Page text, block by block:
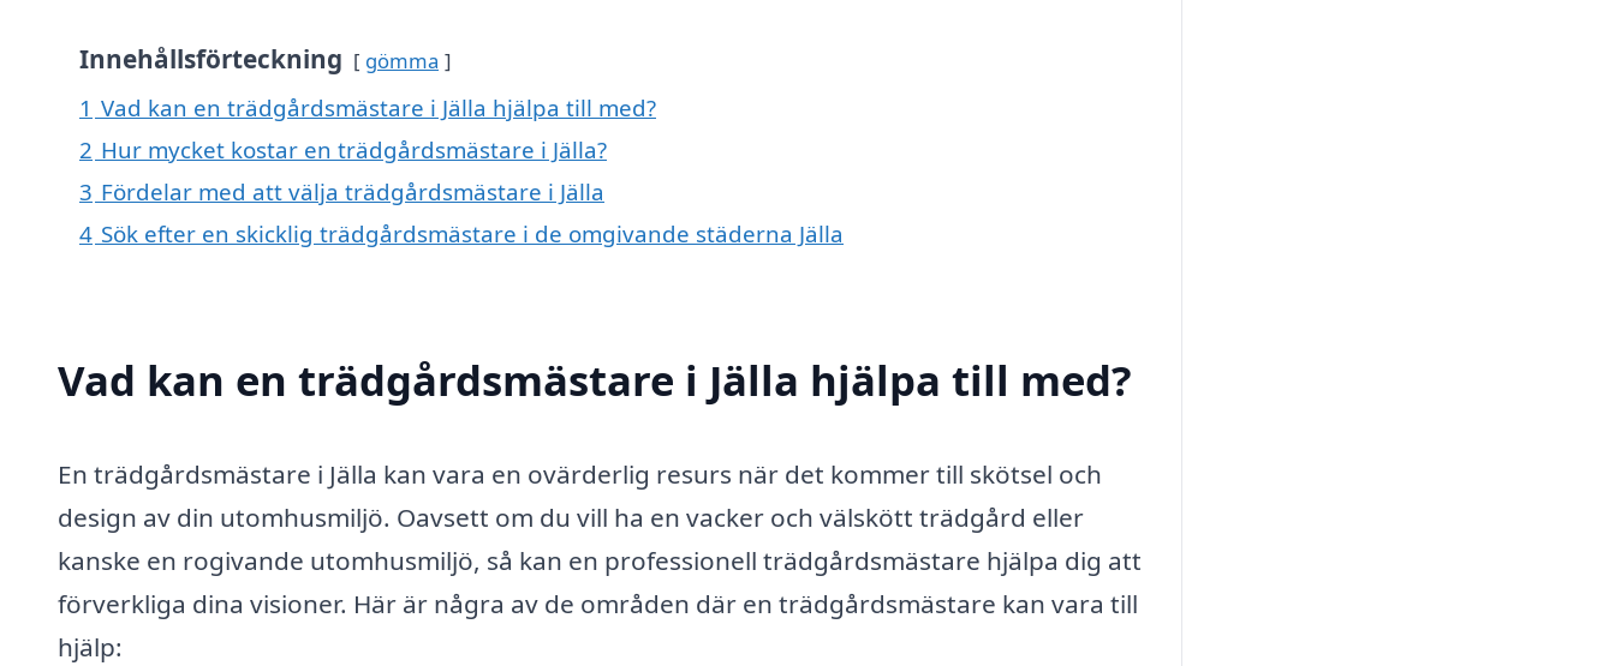
Innehållsförteckning gömma
1 Vad kan en trädgårdsmästare i Jälla hjälpa till med?
2 Hur mycket kostar en trädgårdsmästare i Jälla?
3 Fördelar med att välja trädgårdsmästare i Jälla
4 Sök efter en skicklig trädgårdsmästare i de omgivande städerna Jälla
Vad kan en trädgårdsmästare i Jälla hjälpa till med?
En trädgårdsmästare i Jälla kan vara en ovärderlig resurs när det kommer till skötsel och
design av din utomhusmiljö. Oavsett om du vill ha en vacker och välskött trädgård eller
kanske en rogivande utomhusmiljö, så kan en professionell trädgårdsmästare hjälpa dig att
förverkliga dina visioner. Här är några av de områden där en trädgårdsmästare kan vara till
hjälp: